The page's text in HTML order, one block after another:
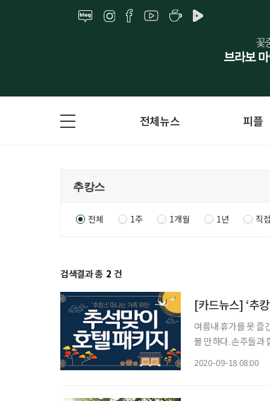
전체뉴스 피플
전체 1주 1개월 1년 직
검색결과 총 2 건
[카드뉴스] ‘추
여름내 휴가를 못 즐
볼 만하다. 손주들과
2020-09-18 08:00